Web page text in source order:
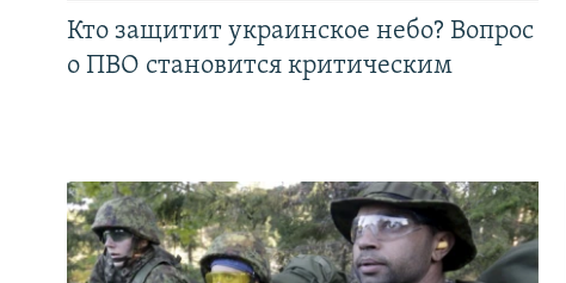
Кто защитит украинское небо? Вопрос
о ПВО становится критическим